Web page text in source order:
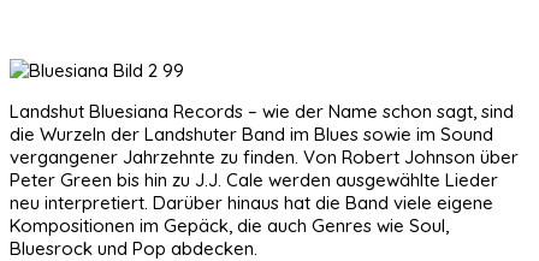
Landshut Bluesiana Records – wie der Name schon sagt, sind
die Wurzeln der Landshuter Band im Blues sowie im Sound
vergangener Jahrzehnte zu finden. Von Robert Johnson über
Peter Green bis hin zu J.J. Cale werden ausgewählte Lieder
neu interpretiert. Darüber hinaus hat die Band viele eigene
Kompositionen im Gepäck, die auch Genres wie Soul,
Bluesrock und Pop abdecken.